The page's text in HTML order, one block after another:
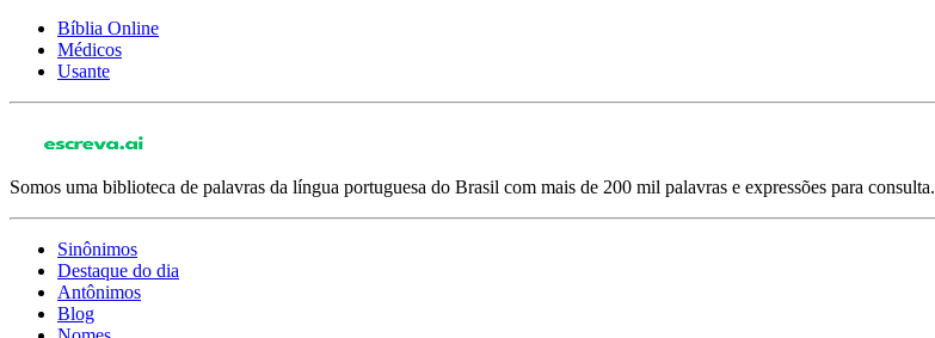
Bíblia Online
Médicos
Usante
Somos uma biblioteca de palavras da língua portuguesa do Brasil com mais de 200 mil palavras e expressões para consulta.
Sinônimos
Destaque do dia
Antônimos
Blog